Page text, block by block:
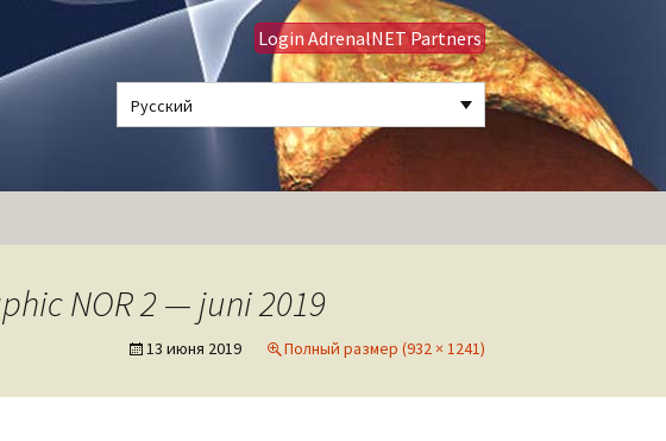
Login AdrenalNET Partners
Русский
NOR 2 — juni 2019
13 июня 2019 Полный размер (932 × 1241)